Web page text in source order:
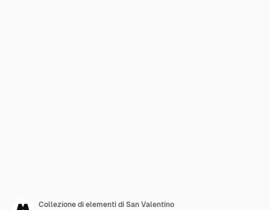
Collezione di elementi di San Valentino